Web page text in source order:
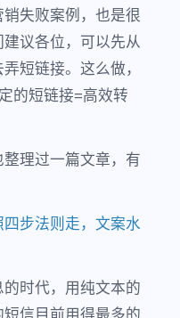
失败案例，也是很
议各位，可以先从
短链接。这么做，
的短链接=高效转
理过一篇文章，有
四步法则走，文案水
时代，用纯文本的